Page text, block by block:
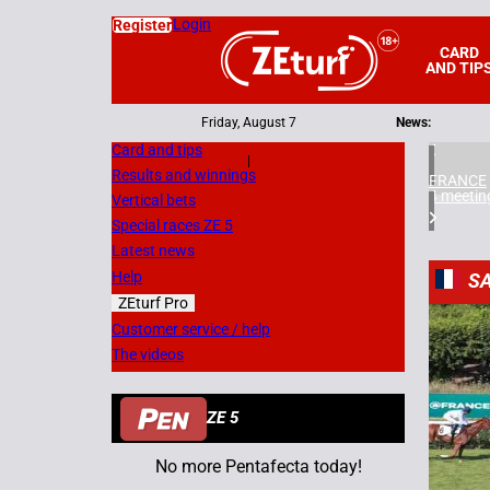
CARD
AND
RegisterLogin
Friday, August 7 News:
Card and tips
Results and winnings
Vertical bets
Special races ZE 5
Latest news
Help
ZEturf Pro
Customer service / help
The videos
ZE 5
No more Pentafecta today!
FRANCE
4
7
08/07/